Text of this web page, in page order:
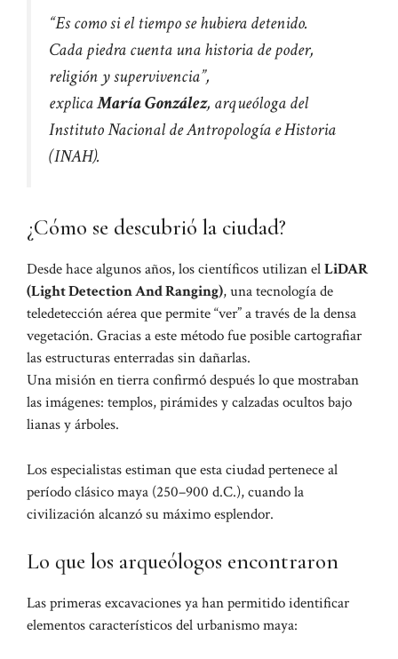
“Es como si el tiempo se hubiera detenido.
Cada piedra cuenta una historia de poder,
religión y supervivencia”,
explicaMaría González, arqueóloga del
Instituto Nacional de Antropología e Historia
(INAH).
¿Cómo se descubrió la ciudad?
Desde hace algunos años, los científicos utilizan elLiDAR
(Light Detection And Ranging), una tecnología de
teledetección aérea que permite “ver” a través de la densa
vegetación. Gracias a este método fue posible cartografiar
las estructuras enterradas sin dañarlas.
Una misión en tierra confirmó después lo que mostraban
las imágenes: templos, pirámides y calzadas ocultos bajo
lianas y árboles.
Los especialistas estiman que esta ciudad pertenece al
período clásico maya (250–900 d.C.), cuando la
civilización alcanzó su máximo esplendor.
Lo que los arqueólogos encontraron
Las primeras excavaciones ya han permitido identificar
elementos característicos del urbanismo maya: